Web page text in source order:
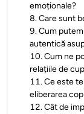
emoționale?
8.Care sunt
9.Cum
autentică
10.Cum ne
relațiile de
11.Ce este
eliberarea
12.Cât de